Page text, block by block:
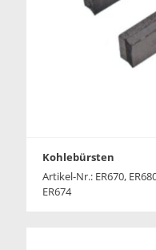
Kohlebürsten
Artikel-Nr.: ER670,
ER674